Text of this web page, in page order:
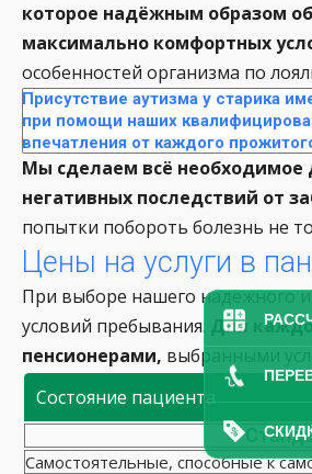
которое надёжным образом
максимально комфортных
особенностей организма по
Присутствие аутизма у старика
при помощи наших
впечатления от каждого
Мы сделаем всё необходимое
негативных последствий от
попытки побороть болезнь не
Цены на услуги в
При выборе нашего надёжного и
условий пребывания.
Для
пенсионерами, выбранными
Состояние пациента
Самостоятельные, способные к